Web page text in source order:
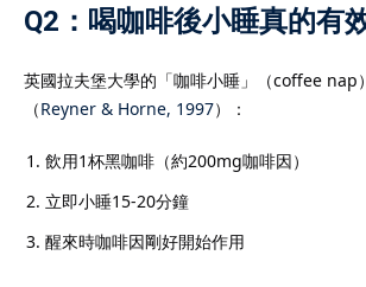
Q2：喝咖啡後小睡真的有
英國拉夫堡大學的「咖啡小睡」（coffee nap
（Reyner & Horne, 1997）：
飲用1杯黑咖啡（約200mg咖啡因）
立即小睡15-20分鐘
醒來時咖啡因剛好開始作用